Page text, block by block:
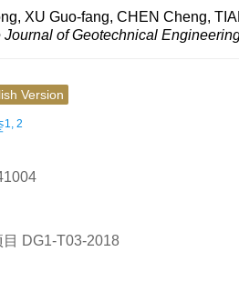
XU Guo-fang, CHEN Cheng,
Journal of Geotechnical
Version
1, 2
DG1-T03-2018